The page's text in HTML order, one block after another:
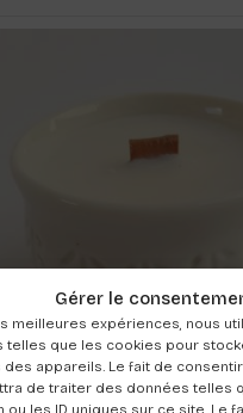
Gérer le
meilleures expériences, nous
telles que les cookies pour
des appareils. Le fait de
de traiter des données telles
ou les ID uniques sur ce site. Le